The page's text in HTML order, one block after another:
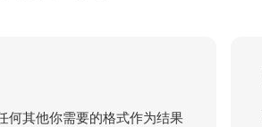
何其他你需要的格式作为结果